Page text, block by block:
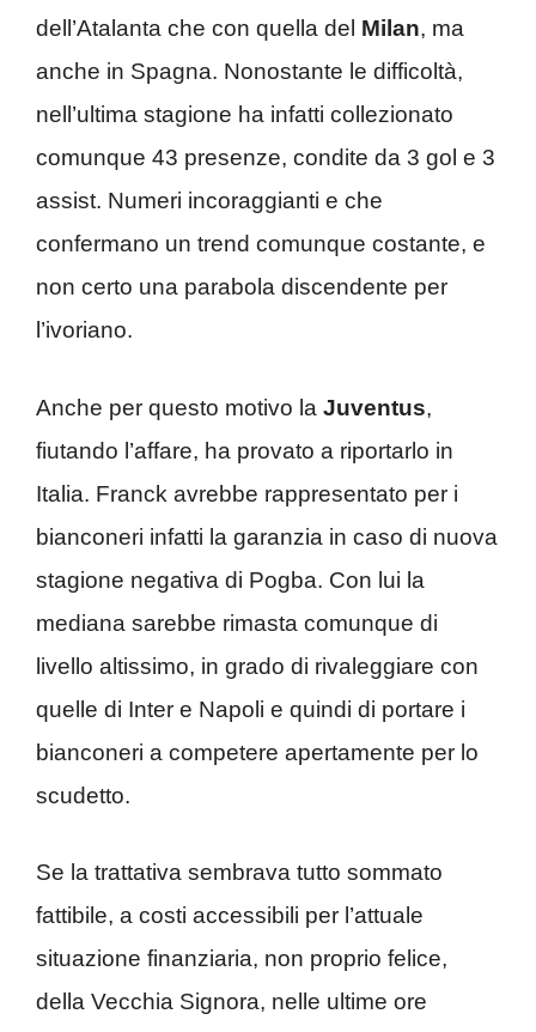
dell’Atalanta che con quella del Milan, ma
anche in Spagna. Nonostante le difficoltà,
nell’ultima stagione ha infatti collezionato
comunque 43 presenze, condite da 3 gol e 3
assist. Numeri incoraggianti e che
confermano un trend comunque costante, e
non certo una parabola discendente per
l’ivoriano.
Anche per questo motivo la Juventus,
fiutando l’affare, ha provato a riportarlo in
Italia. Franck avrebbe rappresentato per i
bianconeri infatti la garanzia in caso di nuova
stagione negativa di Pogba. Con lui la
mediana sarebbe rimasta comunque di
livello altissimo, in grado di rivaleggiare con
quelle di Inter e Napoli e quindi di portare i
bianconeri a competere apertamente per lo
scudetto.
Se la trattativa sembrava tutto sommato
fattibile, a costi accessibili per l’attuale
situazione finanziaria, non proprio felice,
della Vecchia Signora, nelle ultime ore